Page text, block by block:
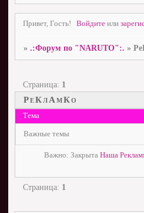
Привет, Гость! Войдите или
».:Форум по "NARUTO":. »
РеКлАмКо
Страница: 1
Тема
Важные темы
Важно: Закрыта Наша
Страница: 1